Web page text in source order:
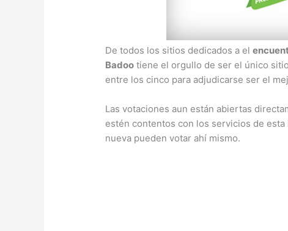
De todos los sitios dedicados a el
Badoo tiene el orgullo de ser el único
entre los cinco para adjudicarse ser el
Las votaciones aun están abiertas
estén contentos con los servicios de
nueva pueden votar ahí mismo.